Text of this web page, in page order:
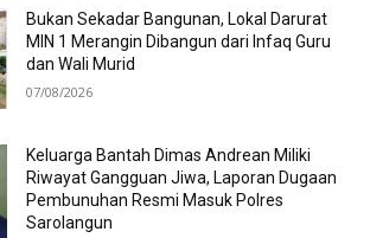
Bukan Sekadar Bangunan, Lokal Darurat
MIN 1 Merangin Dibangun dari Infaq Guru
dan Wali Murid
07/08/2026
Keluarga Bantah Dimas Andrean Miliki
Riwayat Gangguan Jiwa, Laporan Dugaan
Pembunuhan Resmi Masuk Polres
Sarolangun